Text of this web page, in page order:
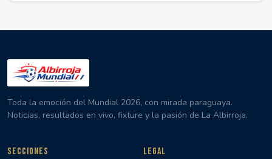
Toda la emoción del Mundial 2026, con mirada paraguaya.
Noticias, resultados en vivo, fixture y la pasión de La Albirroja.
SECCIONES
LEGAL